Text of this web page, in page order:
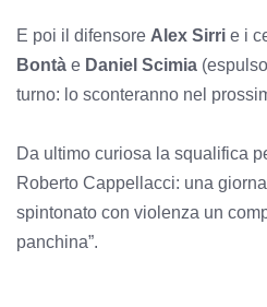
E poi il difensore Alex Sirri e i
Bontà e Daniel Scimia
turno: lo sconteranno nel
Da ultimo curiosa la squalifica
Roberto Cappellacci: una
spintonato con violenza un
panchina”.